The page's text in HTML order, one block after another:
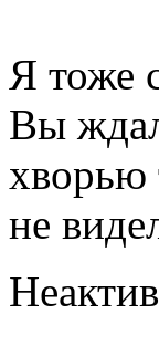
Я тоже
Вы
хворью
не